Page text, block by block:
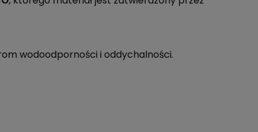
wodoodporności i oddychalności.